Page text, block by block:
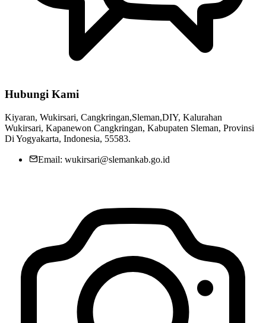
Sudah Memasuki Musim Penghujan, Pokja DBD Kalurahan
Wukirsari Melaksanakan Jumantik 22 Januari 2024
Wakil Bupati Sleman Menyambut Baik Kegiatan “Gerakan Kasih
19 April 2022
Hubungi Kami
Kiyaran, Wukirsari, Cangkringan,Sleman,DIY, Kalurahan
Wukirsari, Kapanewon Cangkringan, Kabupaten Sleman, Provinsi
Di Yogyakarta, Indonesia, 55583.
Email: wukirsari@slemankab.go.id